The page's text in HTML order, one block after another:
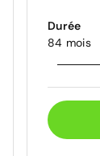
Durée
84 mois